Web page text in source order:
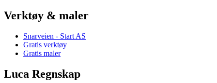
Verktøy & maler
Snarveien - Start AS
Gratis verktøy
Gratis maler
Luca Regnskap